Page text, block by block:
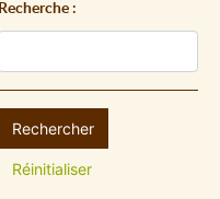
Recherche :
Rechercher
Réinitialiser